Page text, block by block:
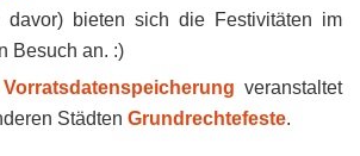
davor) bieten sich die Festivitäten im
Besuch an. :)
veranstaltet
Städten Grundrechtefeste.